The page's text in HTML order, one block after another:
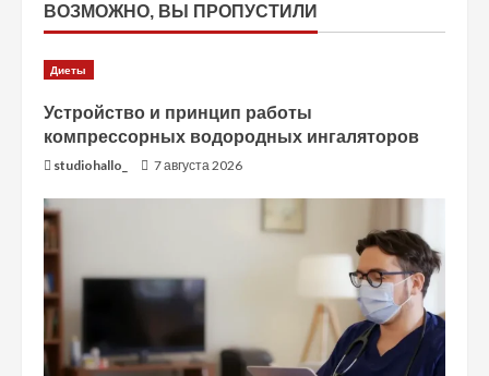
ВОЗМОЖНО, ВЫ ПРОПУСТИЛИ
Диеты
Устройство и принцип работы
компрессорных водородных ингаляторов
studiohallo_ 7 августа 2026